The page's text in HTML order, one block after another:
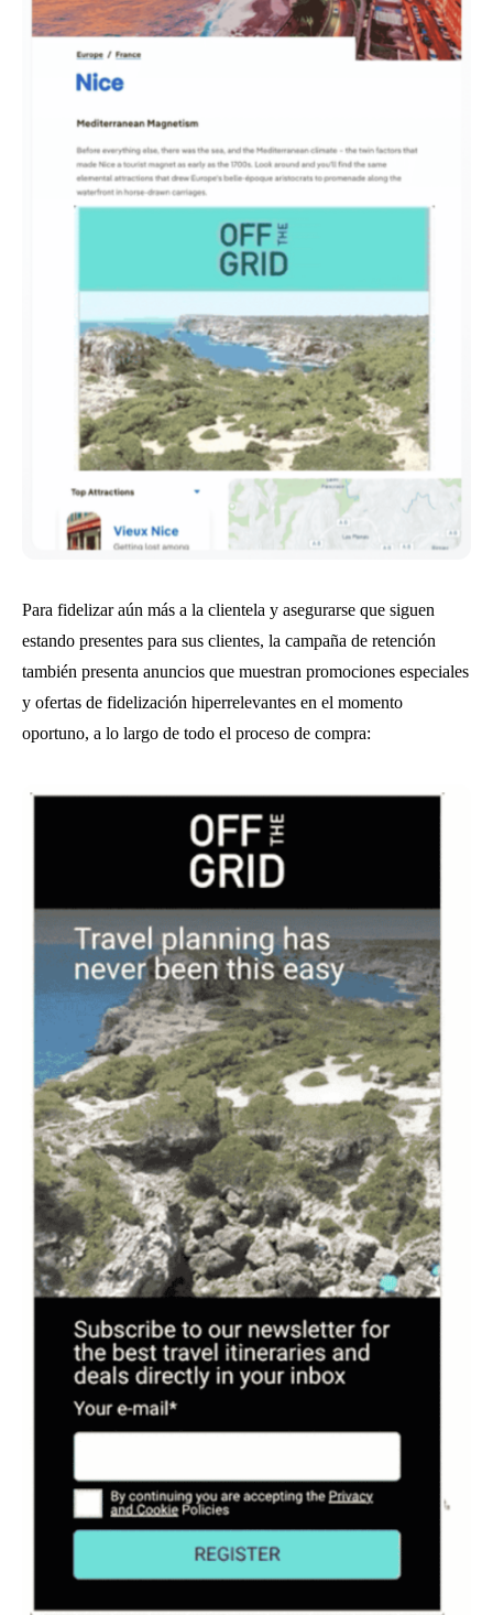
Para fidelizar aún más a la clientela y asegurarse que siguen
estando presentes para sus clientes, la campaña de retención
también presenta anuncios que muestran promociones especiales
y ofertas de fidelización hiperrelevantes en el momento
oportuno, a lo largo de todo el proceso de compra: